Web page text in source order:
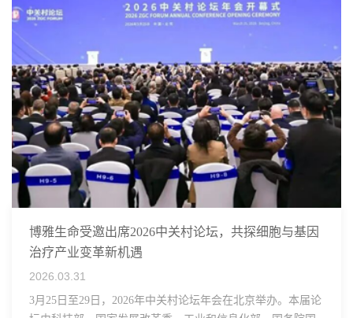
博雅生命受邀出席2026中关村论坛，共探细胞与基因
治疗产业变革新机遇
2026.03.31
3月25日至29日，2026年中关村论坛年会在北京举办。本届论